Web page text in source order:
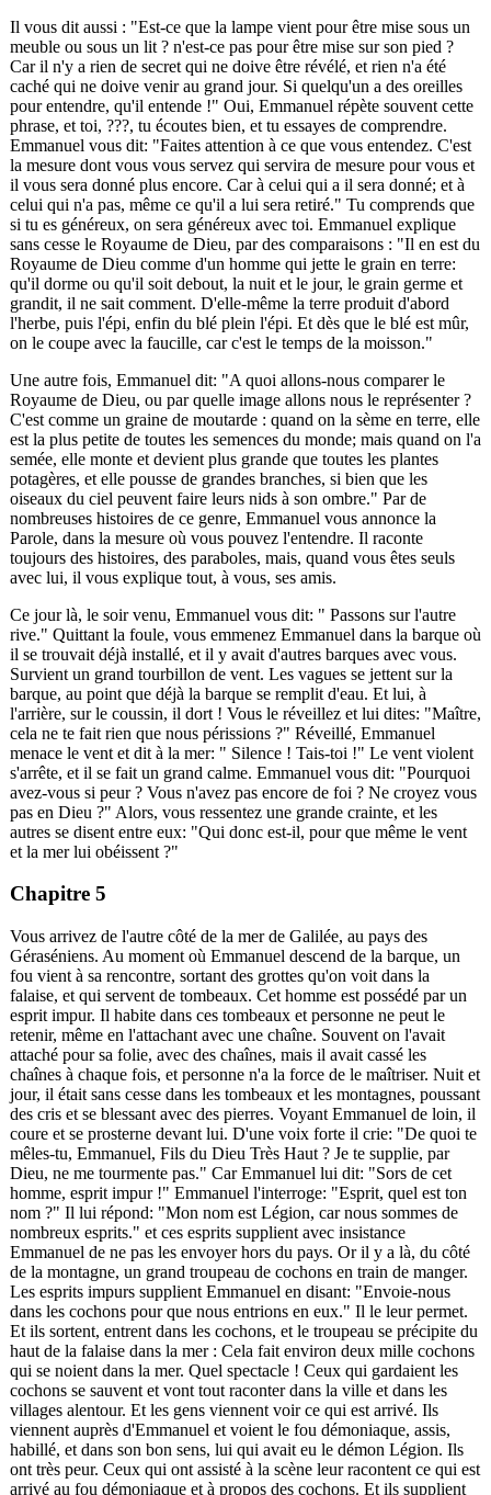
Il vous dit aussi : "Est-ce que la lampe vient pour être mise sous un
meuble ou sous un lit ? n'est-ce pas pour être mise sur son pied ?
Car il n'y a rien de secret qui ne doive être révélé, et rien n'a été
caché qui ne doive venir au grand jour. Si quelqu'un a des oreilles
pour entendre, qu'il entende !" Oui, Emmanuel répète souvent cette
phrase, et toi, ???, tu écoutes bien, et tu essayes de comprendre.
Emmanuel vous dit: "Faites attention à ce que vous entendez. C'est
la mesure dont vous vous servez qui servira de mesure pour vous et
il vous sera donné plus encore. Car à celui qui a il sera donné; et à
celui qui n'a pas, même ce qu'il a lui sera retiré." Tu comprends que
si tu es généreux, on sera généreux avec toi. Emmanuel explique
sans cesse le Royaume de Dieu, par des comparaisons : "Il en est du
Royaume de Dieu comme d'un homme qui jette le grain en terre:
qu'il dorme ou qu'il soit debout, la nuit et le jour, le grain germe et
grandit, il ne sait comment. D'elle-même la terre produit d'abord
l'herbe, puis l'épi, enfin du blé plein l'épi. Et dès que le blé est mûr,
on le coupe avec la faucille, car c'est le temps de la moisson."
Une autre fois, Emmanuel dit: "A quoi allons-nous comparer le
Royaume de Dieu, ou par quelle image allons nous le représenter ?
C'est comme un graine de moutarde : quand on la sème en terre, elle
est la plus petite de toutes les semences du monde; mais quand on l'a
semée, elle monte et devient plus grande que toutes les plantes
potagères, et elle pousse de grandes branches, si bien que les
oiseaux du ciel peuvent faire leurs nids à son ombre." Par de
nombreuses histoires de ce genre, Emmanuel vous annonce la
Parole, dans la mesure où vous pouvez l'entendre. Il raconte
toujours des histoires, des paraboles, mais, quand vous êtes seuls
avec lui, il vous explique tout, à vous, ses amis.
Ce jour là, le soir venu, Emmanuel vous dit: " Passons sur l'autre
rive." Quittant la foule, vous emmenez Emmanuel dans la barque où
il se trouvait déjà installé, et il y avait d'autres barques avec vous.
Survient un grand tourbillon de vent. Les vagues se jettent sur la
barque, au point que déjà la barque se remplit d'eau. Et lui, à
l'arrière, sur le coussin, il dort ! Vous le réveillez et lui dites: "Maître,
cela ne te fait rien que nous périssions ?" Réveillé, Emmanuel
menace le vent et dit à la mer: " Silence ! Tais-toi !" Le vent violent
s'arrête, et il se fait un grand calme. Emmanuel vous dit: "Pourquoi
avez-vous si peur ? Vous n'avez pas encore de foi ? Ne croyez vous
pas en Dieu ?" Alors, vous ressentez une grande crainte, et les
autres se disent entre eux: "Qui donc est-il, pour que même le vent
et la mer lui obéissent ?"
Chapitre 5
Vous arrivez de l'autre côté de la mer de Galilée, au pays des
Géraséniens. Au moment où Emmanuel descend de la barque, un
fou vient à sa rencontre, sortant des grottes qu'on voit dans la
falaise, et qui servent de tombeaux. Cet homme est possédé par un
esprit impur. Il habite dans ces tombeaux et personne ne peut le
retenir, même en l'attachant avec une chaîne. Souvent on l'avait
attaché pour sa folie, avec des chaînes, mais il avait cassé les
chaînes à chaque fois, et personne n'a la force de le maîtriser. Nuit et
jour, il était sans cesse dans les tombeaux et les montagnes, poussant
des cris et se blessant avec des pierres. Voyant Emmanuel de loin, il
coure et se prosterne devant lui. D'une voix forte il crie: "De quoi te
mêles-tu, Emmanuel, Fils du Dieu Très Haut ? Je te supplie, par
Dieu, ne me tourmente pas." Car Emmanuel lui dit: "Sors de cet
homme, esprit impur !" Emmanuel l'interroge: "Esprit, quel est ton
nom ?" Il lui répond: "Mon nom est Légion, car nous sommes de
nombreux esprits." et ces esprits supplient avec insistance
Emmanuel de ne pas les envoyer hors du pays. Or il y a là, du côté
de la montagne, un grand troupeau de cochons en train de manger.
Les esprits impurs supplient Emmanuel en disant: "Envoie-nous
dans les cochons pour que nous entrions en eux." Il le leur permet.
Et ils sortent, entrent dans les cochons, et le troupeau se précipite du
haut de la falaise dans la mer : Cela fait environ deux mille cochons
qui se noient dans la mer. Quel spectacle ! Ceux qui gardaient les
cochons se sauvent et vont tout raconter dans la ville et dans les
villages alentour. Et les gens viennent voir ce qui est arrivé. Ils
viennent auprès d'Emmanuel et voient le fou démoniaque, assis,
habillé, et dans son bon sens, lui qui avait eu le démon Légion. Ils
ont très peur. Ceux qui ont assisté à la scène leur racontent ce qui est
arrivé au fou démoniaque et à propos des cochons. Et ils supplient